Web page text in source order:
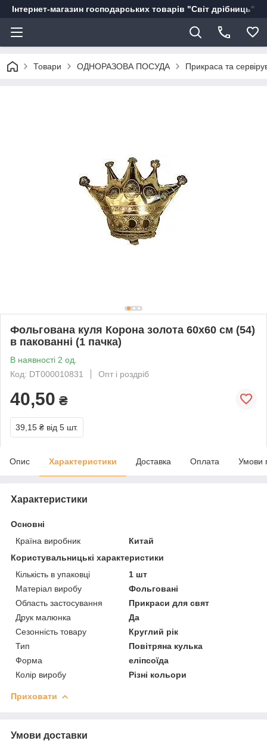
Інтернет-магазин господарських товарів "Світ дрібниць"
Товари ОДНОРАЗОВА ПОСУДА Прикраса та
Фольгована куля Корона золота 60х60 см (54)
в пакованні (1 пачка)
В наявності 2 од.
Код: DT000010831
Опт і роздріб
40,50 ₴
39,15 ₴ від 5 шт.
Опис Характеристики Доставка Оплата Умови
Характеристики
Основні
Країна виробник
Китай
Користувальницькі характеристики
Кількість в упаковці
1 шт
Матеріал виробу
Фольговані
Область застосування
Прикраси для свят
Друк малюнка
Да
Сезонність товару
Круглий рік
Тип
Повітряна кулька
Форма
еліпсоїда
Колір виробу
Різні кольори
Приховати
Умови доставки